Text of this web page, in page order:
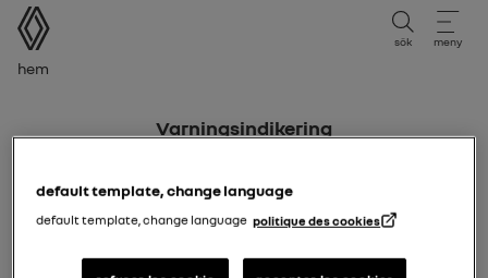
användarmanual
sök meny
Brödsmulor
Hem
Varningsindikering
default template, change language
default template, change language politique des cookies